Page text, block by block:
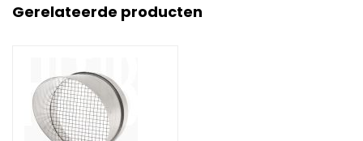
Gerelateerde producten